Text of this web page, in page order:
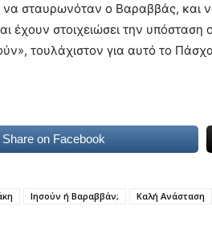
σταυρωνόταν ο Βαραββάς, και
έχουν στοιχειώσει την
τουλάχιστον για αυτό το
Share on Facebook
Ιησούν ή Βαραββάν; Καλή Ανάσταση